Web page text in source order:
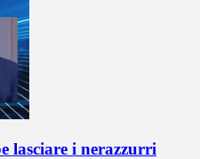
lasciare i nerazzurri